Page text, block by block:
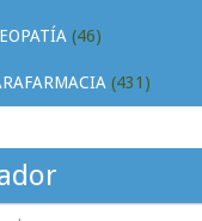
(46)
(431)